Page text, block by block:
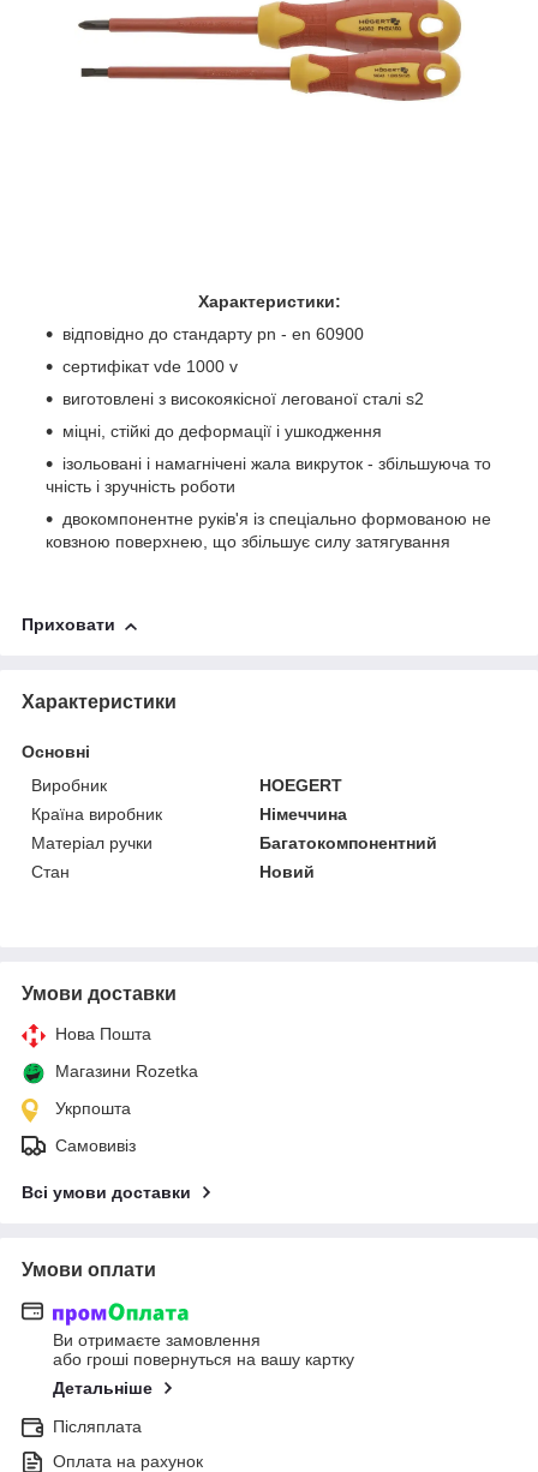
Характеристики:
відповідно до стандарту pn - en 60900
сертифікат vde 1000 v
виготовлені з високоякісної легованої сталі s2
міцні, стійкі до деформації і ушкодження
ізольовані і намагнічені жала викруток - збільшуюча то
чність і зручність роботи
двокомпонентне руків'я із спеціально формованою не
ковзною поверхнею, що збільшує силу затягування
Приховати
Характеристики
Основні
Виробник
HOEGERT
Країна виробник
Німеччина
Матеріал ручки
Багатокомпонентний
Стан
Новий
Умови доставки
Нова Пошта
Магазини Rozetka
Укрпошта
Самовивіз
Всі умови доставки
Умови оплати
Ви отримаєте замовлення
або гроші повернуться на вашу картку
Детальніше
Післяплата
Оплата на рахунок